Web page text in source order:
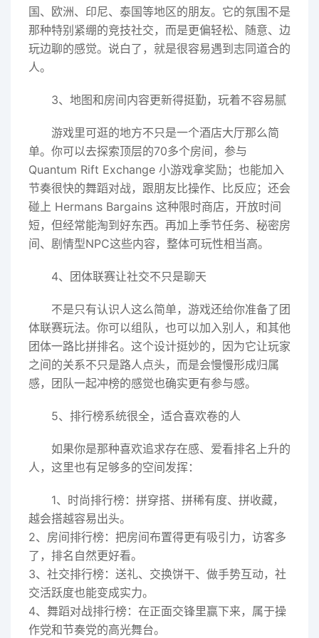
国、欧洲、印尼、泰国等地区的朋友。它的氛围不是
那种特别紧绷的竞技社交，而是更偏轻松、随意、边
玩边聊的感觉。说白了，就是很容易遇到志同道合的
人。
3、地图和房间内容更新得挺勤，玩着不容易腻
游戏里可逛的地方不只是一个酒店大厅那么简
单。你可以去探索顶层的70多个房间，参与
Quantum Rift Exchange 小游戏拿奖励；也能加入
节奏很快的舞蹈对战，跟朋友比操作、比反应；还会
碰上 Hermans Bargains 这种限时商店，开放时间
短，但经常能淘到好东西。再加上季节任务、秘密房
间、剧情型NPC这些内容，整体可玩性相当高。
4、团体联赛让社交不只是聊天
不是只有认识人这么简单，游戏还给你准备了团
体联赛玩法。你可以组队，也可以加入别人，和其他
团体一路比拼排名。这个设计挺妙的，因为它让玩家
之间的关系不只是路人点头，而是会慢慢形成归属
感，团队一起冲榜的感觉也确实更有参与感。
5、排行榜系统很全，适合喜欢卷的人
如果你是那种喜欢追求存在感、爱看排名上升的
人，这里也有足够多的空间发挥：
1、时尚排行榜：拼穿搭、拼稀有度、拼收藏，
越会搭越容易出头。
2、房间排行榜：把房间布置得更有吸引力，访客多
了，排名自然更好看。
3、社交排行榜：送礼、交换饼干、做手势互动，社
交活跃度也能变成实力。
4、舞蹈对战排行榜：在正面交锋里赢下来，属于操
作党和节奏党的高光舞台。